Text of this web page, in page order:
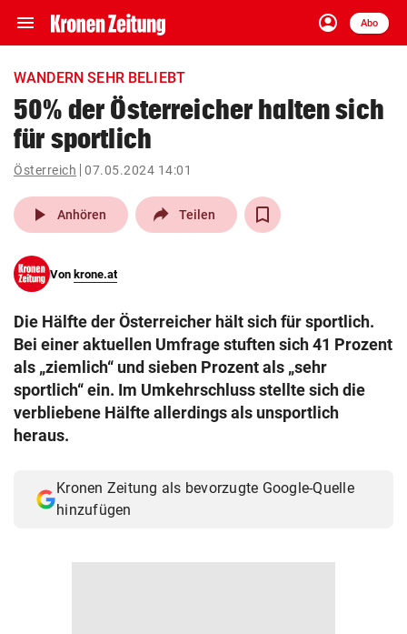
menu Navigation
ein-/ausklappen
account_circle
Anmelden
Abo
close Schließen
account_circle Anmelden
pin_drop
Wien arrow_right
search
eingeben
© Krone Multimedia GmbH & Co KG 2026
Muthgasse 2, 1190 Wien
WANDERN SEHR BELIEBT
50 % der Österreicher halten sich
für sportlich
Österreich 07.05.2024 14:01
play_arrow Anhören Teilen
Von krone.at
Die Hälfte der Österreicher hält sich für sportlich.
Bei einer aktuellen Umfrage stuften sich 41 Prozent
als „ziemlich“ und sieben Prozent als „sehr
sportlich“ ein. Im Umkehrschluss stellte sich die
verbliebene Hälfte allerdings als unsportlich
heraus.
Kronen Zeitung als bevorzugte Google-Quelle
hinzufügen